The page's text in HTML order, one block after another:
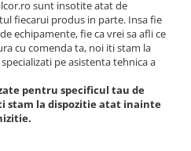
Protectie Respiratorie
Protectie vizuala
Semnalizare rutiera
sunt insotite atat de
fiecarui produs in parte. Insa fie
echipamente, fie ca vrei sa afli ce
cu comenda ta, noi iti stam la
pe asistenta tehnica a
pentru specificul tau de
stam la dispozitie atat inainte